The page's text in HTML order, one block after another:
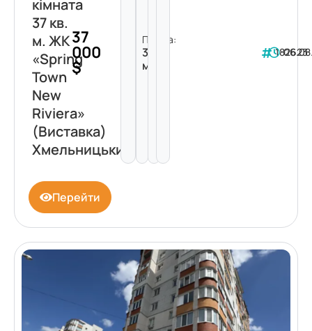
кімната
37 кв.
м. ЖК
«Spring
Town
New
Riviera»
(Виставка)
Хмельницький
37
000
$
Площа:
37
м²
182623
Перейти